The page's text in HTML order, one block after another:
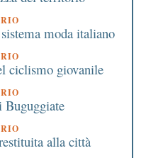
moda italiano
ciclismo giovanile
Buguggiate
alla città